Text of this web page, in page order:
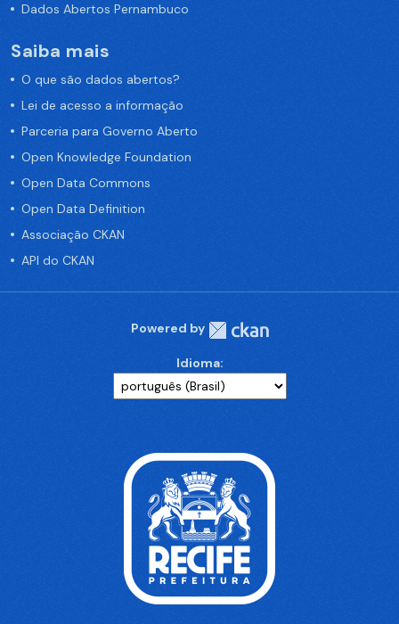
Dados Abertos Pernambuco
Saiba mais
O que são dados abertos?
Lei de acesso a informação
Parceria para Governo Aberto
Open Knowledge Foundation
Open Data Commons
Open Data Definition
Associação CKAN
API do CKAN
Powered by
Idioma